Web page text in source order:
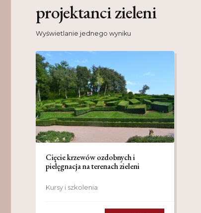
projektanci zieleni
Wyświetlanie jednego wyniku
Cięcie krzewów ozdobnych i
pielęgnacja na terenach zieleni
Kursy i szkolenia